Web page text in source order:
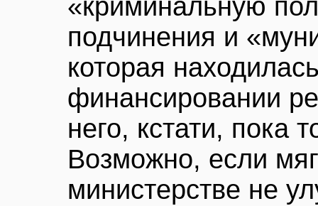
«криминальную
подчинения и
которая
финансировании
него, кстати, пока
Возможно, если
министерстве не